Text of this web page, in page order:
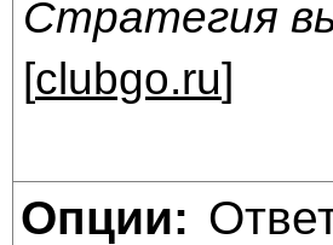
Стратегия
[clubgo.ru]
Опции: